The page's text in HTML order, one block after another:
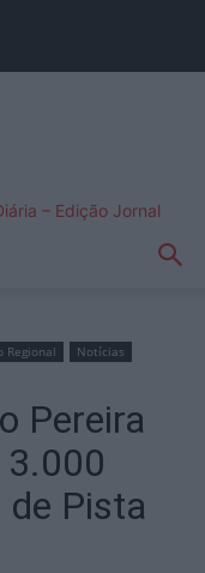
– Edição Jornal
Regional
Notícias
Pereira
3.000
Pista